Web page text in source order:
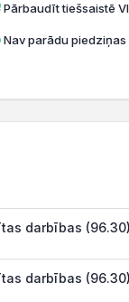
Pārbaudīt tiešsaistē
Nav parādu piedziņas
darbības (96.30)
darbības (96.30)